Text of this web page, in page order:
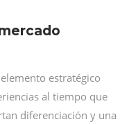
estratégico
al tiempo que
diferenciación y una